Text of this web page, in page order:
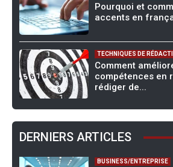
Pourquoi et
accents en
TECHNIQUES DE
Comment
compétences en
rédiger de...
DERNIERS ARTICLES
BUSINESS/ENTREPRISE